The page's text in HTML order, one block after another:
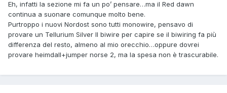
Eh, infatti la sezione mi fa un po’ pensare…ma il Red dawn
continua a suonare comunque molto bene.
Purtroppo i nuovi Nordost sono tutti monowire, pensavo di
provare un Tellurium Silver II biwire per capire se il biwiring fa più
differenza del resto, almeno al mio orecchio…oppure dovrei
provare heimdall+jumper norse 2, ma la spesa non è trascurabile.